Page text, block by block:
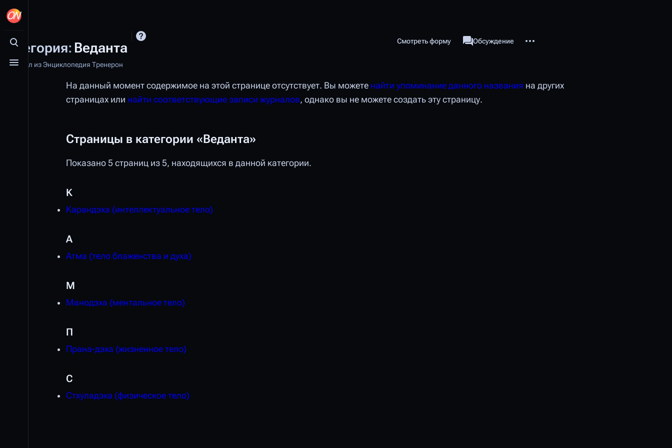
Открыть поиск
Открыть меню
Категория: Веданта
Материал из Энциклопедия Тренерон
Просмотры
Смотреть форму associated-pages
Категория
Обсуждение
На данный момент содержимое на этой странице отсутствует. Вы можете найти упоминание данного названия на других
страницах или найти соответствующие записи журналов, однако вы не можете создать эту страницу.
Страницы в категории «Веданта»
Показано 5 страниц из 5, находящихся в данной категории.
K
Kарандэха (интеллектуальное тело)
А
Атма (тело блаженства и духа)
М
Манодэха (ментальное тело)
П
Прана-дэха (жизненное тело)
С
Стхуладэха (физическое тело)